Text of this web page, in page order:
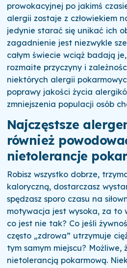
prowokacyjnej po jakimś
alergii zostaje z człowiekiem
jedynie starać się unikać ich
zagadnienie jest niezwykle
całym świecie wciąż badają
rozmaite przyczyny i
niektórych alergii
poprawy jakości życia
zmniejszenia populacji osób
Najczęstsze
również
nietolerancje
Robisz wszystko dobrze,
kaloryczną, dostarczasz
spędzasz sporo czasu na
motywacja jest wysoka, za to
co jest nie tak? Co jeśli
często „zdrowa” utrzymuje
tym samym miejscu? Możliwe,
nietolerancją pokarmową.